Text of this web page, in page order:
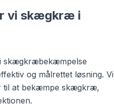
vi skægkræ i
skægkræbekæmpelse
og målrettet løsning. Vi
til at bekæmpe skægkræ,